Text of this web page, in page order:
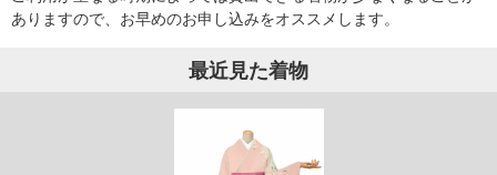
ありますので、お早めのお申し込みをオススメします。
最近見た着物